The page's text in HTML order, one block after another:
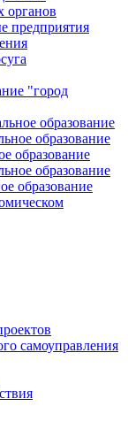
органов
предприятия
"город
образование
образование
образование
образование
образование
самоуправления